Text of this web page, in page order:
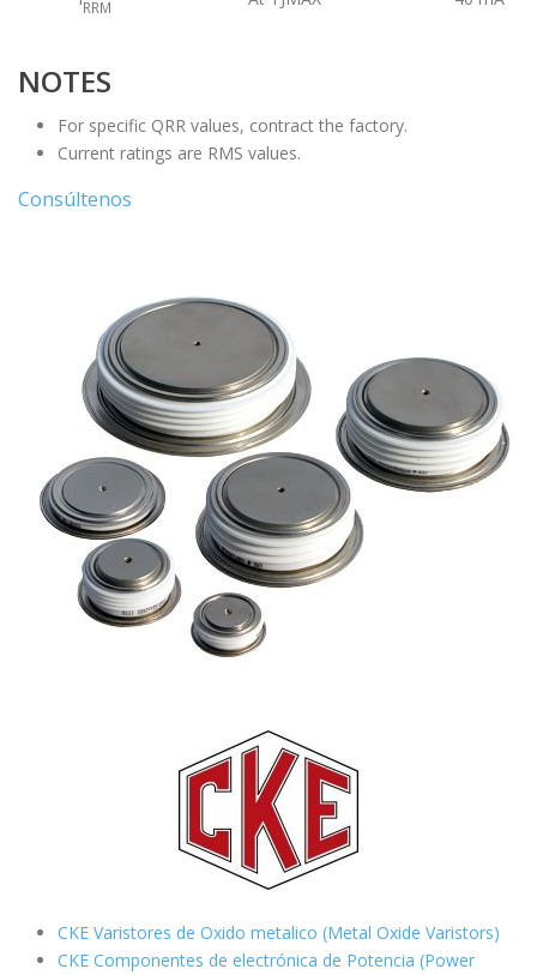
RRM
NOTES
For specific QRR values, contract the factory.
Current ratings are RMS values.
Consúltenos
CKE Varistores de Oxido metalico (Metal Oxide Varistors)
CKE Componentes de electrónica de Potencia (Power